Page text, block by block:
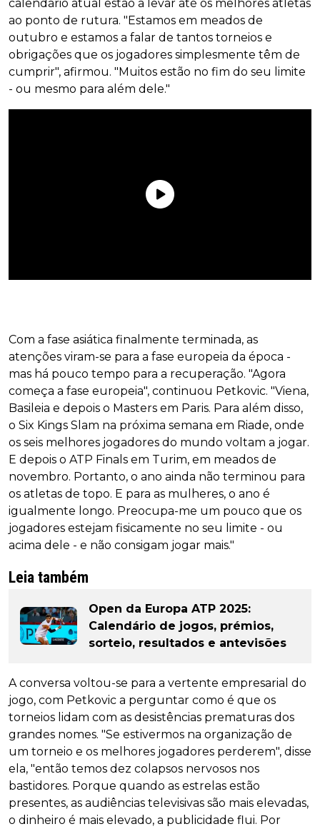
calendário atual estão a levar até os melhores atletas
ao ponto de rutura. "Estamos em meados de
outubro e estamos a falar de tantos torneios e
obrigações que os jogadores simplesmente têm de
cumprir", afirmou. "Muitos estão no fim do seu limite
- ou mesmo para além dele."
Com a fase asiática finalmente terminada, as
atenções viram-se para a fase europeia da época -
mas há pouco tempo para a recuperação. "Agora
começa a fase europeia", continuou Petkovic. "Viena,
Basileia e depois o Masters em Paris. Para além disso,
o Six Kings Slam na próxima semana em Riade, onde
os seis melhores jogadores do mundo voltam a jogar.
E depois o ATP Finals em Turim, em meados de
novembro. Portanto, o ano ainda não terminou para
os atletas de topo. E para as mulheres, o ano é
igualmente longo. Preocupa-me um pouco que os
jogadores estejam fisicamente no seu limite - ou
acima dele - e não consigam jogar mais."
Leia também
Open da Europa ATP 2025:
Calendário de jogos, prémios,
sorteio, resultados e antevisões
A conversa voltou-se para a vertente empresarial do
jogo, com Petkovic a perguntar como é que os
torneios lidam com as desistências prematuras dos
grandes nomes. "Se estivermos na organização de
um torneio e os melhores jogadores perderem", disse
ela, "então temos dez colapsos nervosos nos
bastidores. Porque quando as estrelas estão
presentes, as audiências televisivas são mais elevadas,
o dinheiro é mais elevado, a publicidade flui. Por